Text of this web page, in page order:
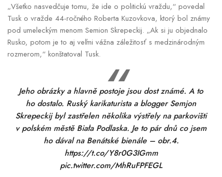
„Všetko nasvedčuje tomu, že ide o politickú vraždu,“ povedal
Tusk o vražde 44-ročného Roberta Kuzovkova, ktorý bol známy
pod umeleckým menom Semion Skrepeckij. „Ak si ju objednalo
Rusko, potom je to aj veľmi vážna záležitosť s medzinárodným
rozmerom,“ konštatoval Tusk.
Jeho obrázky a hlavně postoje jsou dost známé. A to
ho dostalo. Ruský karikaturista a blogger Semjon
Skrepeckij byl zastřelen několika výstřely na parkovišti
v polském městě Biała Podlaska. Je to pár dnů co jsem
ho dával na Benátské bienále – obr.4.
https://t.co/Y8r0G3IGmm
pic.twitter.com/MhRuFPFEGL